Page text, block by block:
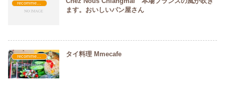
recommended
ます。おいしいパン屋さん
タイ料理 Mmecafe